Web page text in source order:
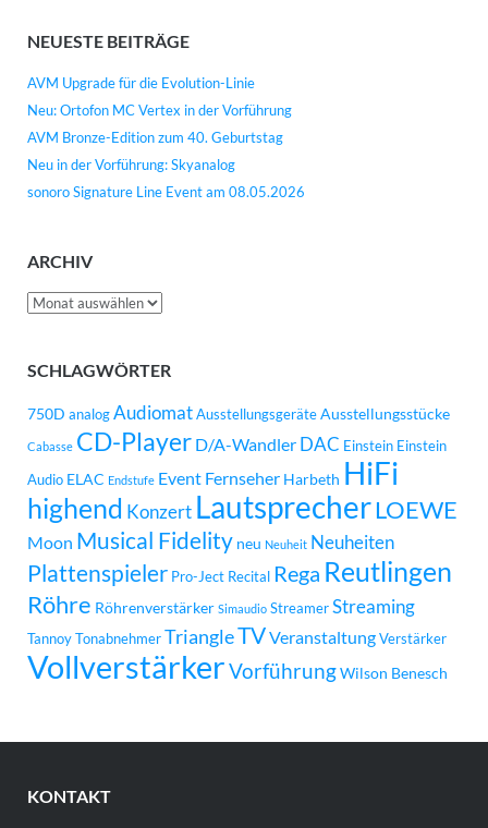
NEUESTE BEITRÄGE
AVM Upgrade für die Evolution-Linie
Neu: Ortofon MC Vertex in der Vorführung
AVM Bronze-Edition zum 40. Geburtstag
Neu in der Vorführung: Skyanalog
sonoro Signature Line Event am 08.05.2026
ARCHIV
Archiv
SCHLAGWÖRTER
750D analog Audiomat Ausstellungsgeräte Ausstellungsstücke
Cabasse CD-Player D/A-Wandler DAC Einstein Einstein
Audio ELAC Endstufe Event Fernseher Harbeth HiFi
highend Konzert LautsprecherLOEWE
Moon Musical Fidelity neu Neuheit Neuheiten
Plattenspieler Pro-Ject Recital Rega Reutlingen
Röhre Röhrenverstärker Simaudio Streamer Streaming
Tannoy Tonabnehmer TriangleTVVeranstaltung Verstärker
VollverstärkerVorführungWilson Benesch
KONTAKT